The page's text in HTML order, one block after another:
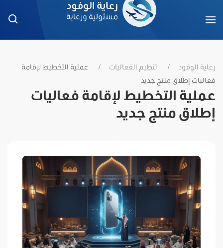
رعاية الوفود تنظيم الفعاليات
عملية التخطيط لإقامة
فعاليات إطلاق منتج جديد
عملية التخطيط لإقامة فعاليات
إطلاق منتج جديد